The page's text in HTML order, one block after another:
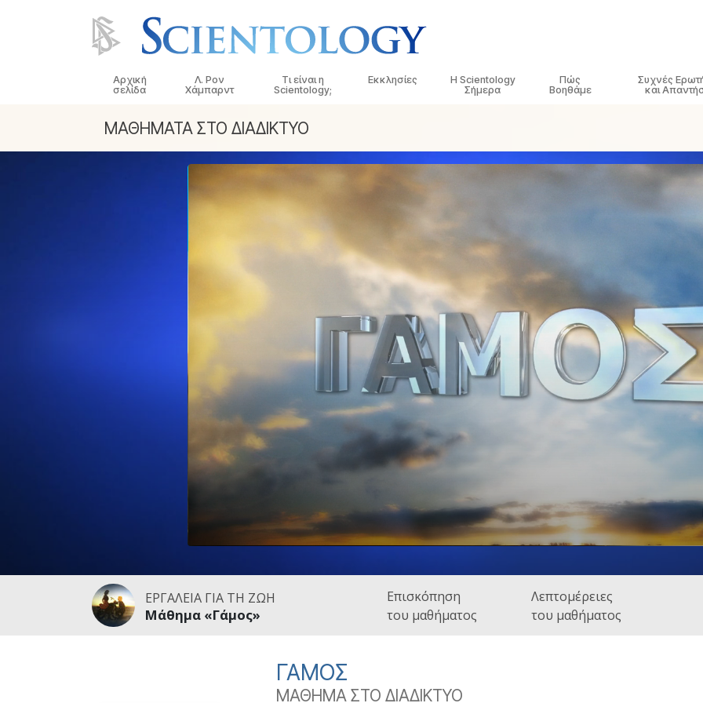
Αρχική
σελίδα
Λ. Ρον
Χάμπαρντ
Τι είναι η
Scientology;
Πιστεύω και Πρακτικές
Σαηεντολογίας
Τι Λένε οι Σαηεντολόγοι για τη
Μέσα σε μια Εκκλησία
Μια Εισαγωγή στη Διανοητική
Αγάπη και Μίσος –
Tι είναι η Μεγαλοσύνη;
Εκκλησίες
Φέρνοντας τη Σαηεντολογία στον
Κόσμο
Η Scientology
Σήμερα
Πώς
Βοηθάμε
Ενωμένοι για τα Ανθρώπινα
Επιτροπή Πολιτών για τα
Ανθρώπινα Δικαιώματα
Εθελοντές Λειτουργοί της
Σαηεντολογίας
Συχνές
και
ΜΑΘΗΜΑΤΑ ΣΤΟ ΔΙΑΔΙΚΤΥΟ
ΕΡΓΑΛΕΙΑ ΓΙΑ ΤΗ ΖΩΗ
Μάθημα «Γάμος»
Επισκόπηση
του μαθήματος
Λεπτομέρειες
του μαθήματος
ΓΑΜΟΣ
ΜΑΘΗΜΑ ΣΤΟ ΔΙΑΔΙΚΤΥΟ